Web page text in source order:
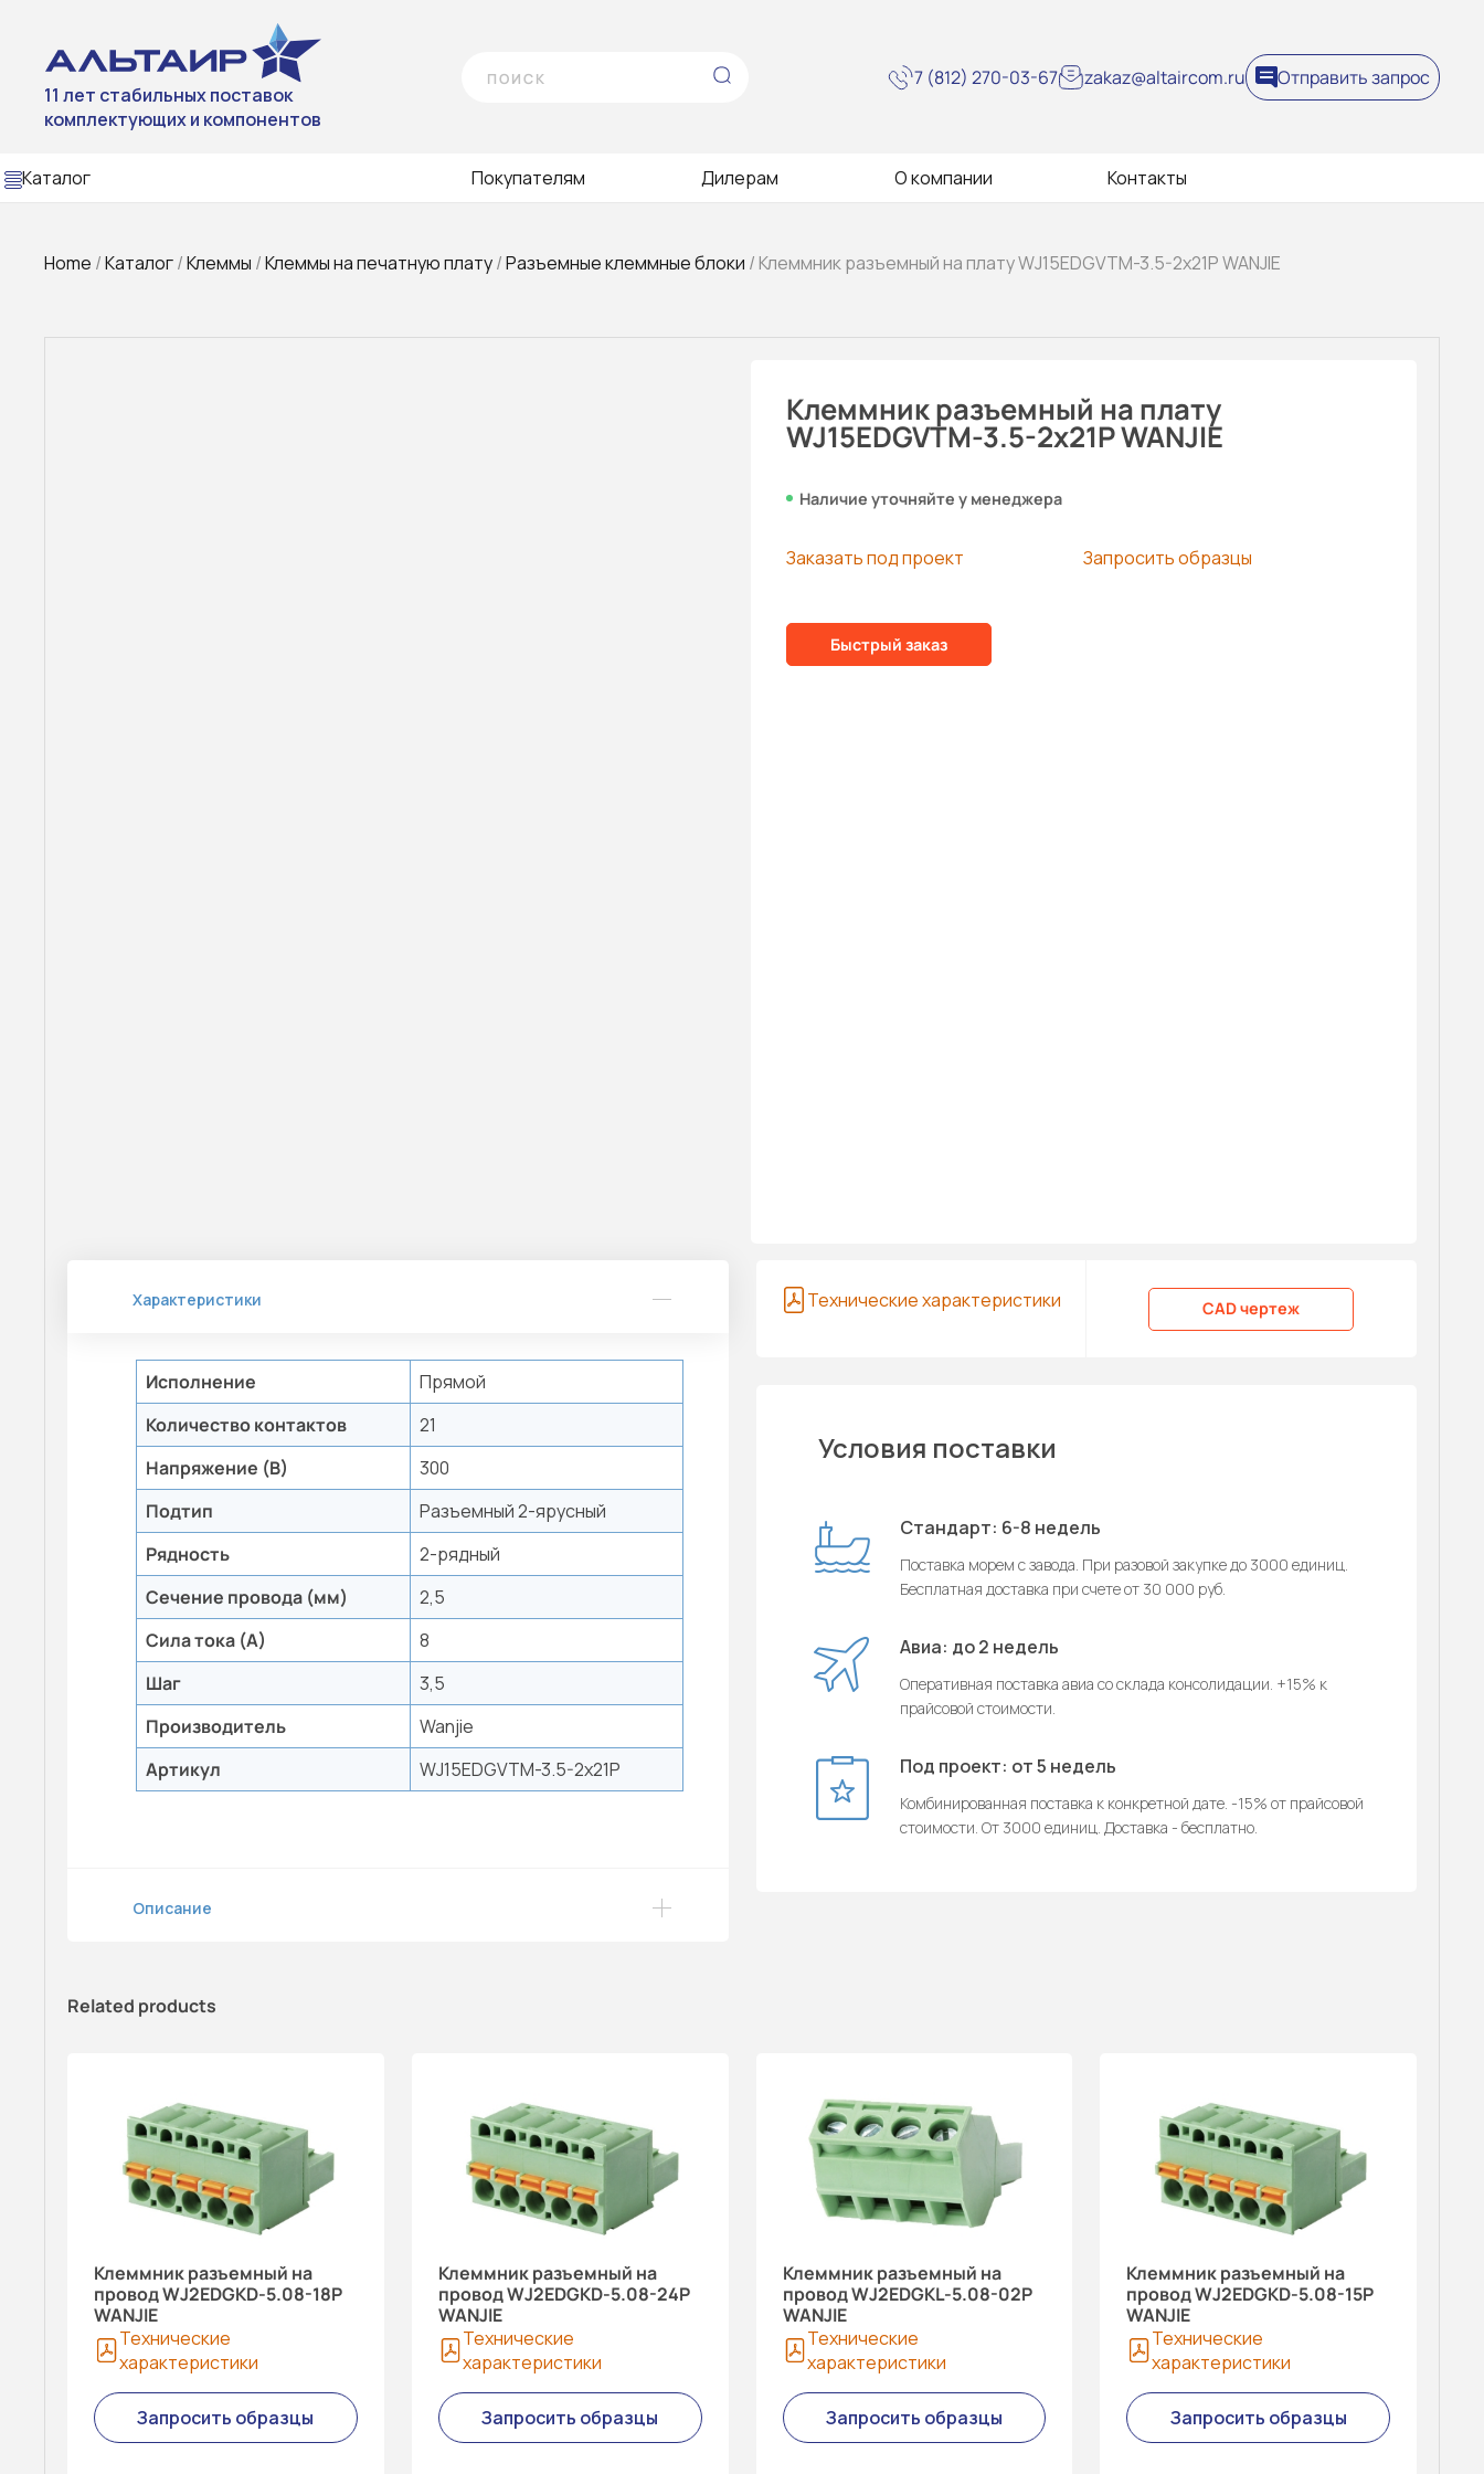
11 лет стабильных поставок
комплектующих и компонентов
7 (812) 270-03-67 zakaz@altaircom.ru Отправить запрос
Каталог Покупателям Дилерам О компании Контакты
Home /Каталог/Клеммы /Клеммы на печатную плату/Разъемные клеммные блоки / Клеммник разъемный на плату WJ15EDGVTM-3.5-2x21P WANJIE
Клеммник разъемный на плату
WJ15EDGVTM-3.5-2x21P WANJIE
Наличие уточняйте у менеджера
Заказать под проект Запросить образцы
Быстрый заказ
Характеристики
Исполнение
Прямой
Количество контактов
21
Напряжение (В)
300
Подтип
Разъемный 2-ярусный
Рядность
2-рядный
Сечение провода (мм)
2,5
Сила тока (А)
8
Шаг
3,5
Производитель
Wanjie
Артикул
WJ15EDGVTM-3.5-2x21P
Описание
Технические характеристики CAD чертеж
Условия поставки
Стандарт: 6-8 недель
Поставка морем с завода. При разовой закупке до 3000 единиц.
Бесплатная доставка при счете от 30 000 руб.
Авиа: до 2 недель
Оперативная поставка авиа со склада консолидации. +15% к
прайсовой стоимости.
Под проект: от 5 недель
Комбинированная поставка к конкретной дате. -15% от прайсовой
стоимости. От 3000 единиц. Доставка - бесплатно.
Related products
Клеммник разъемный на
провод WJ2EDGKD-5.08-18P
WANJIE
Технические
характеристики
Запросить образцы
Клеммник разъемный на
провод WJ2EDGKD-5.08-24P
WANJIE
Технические
характеристики
Запросить образцы
Клеммник разъемный на
провод WJ2EDGKL-5.08-02P
WANJIE
Технические
характеристики
Запросить образцы
Клеммник разъемный на
провод WJ2EDGKD-5.08-15P
WANJIE
Технические
характеристики
Запросить образцы